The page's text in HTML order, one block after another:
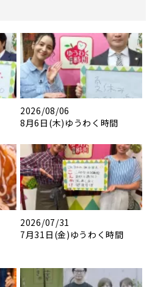
2026/08/06
8月6日(木)ゆうわく時間
2026/07/31
7月31日(金)ゆうわく時間